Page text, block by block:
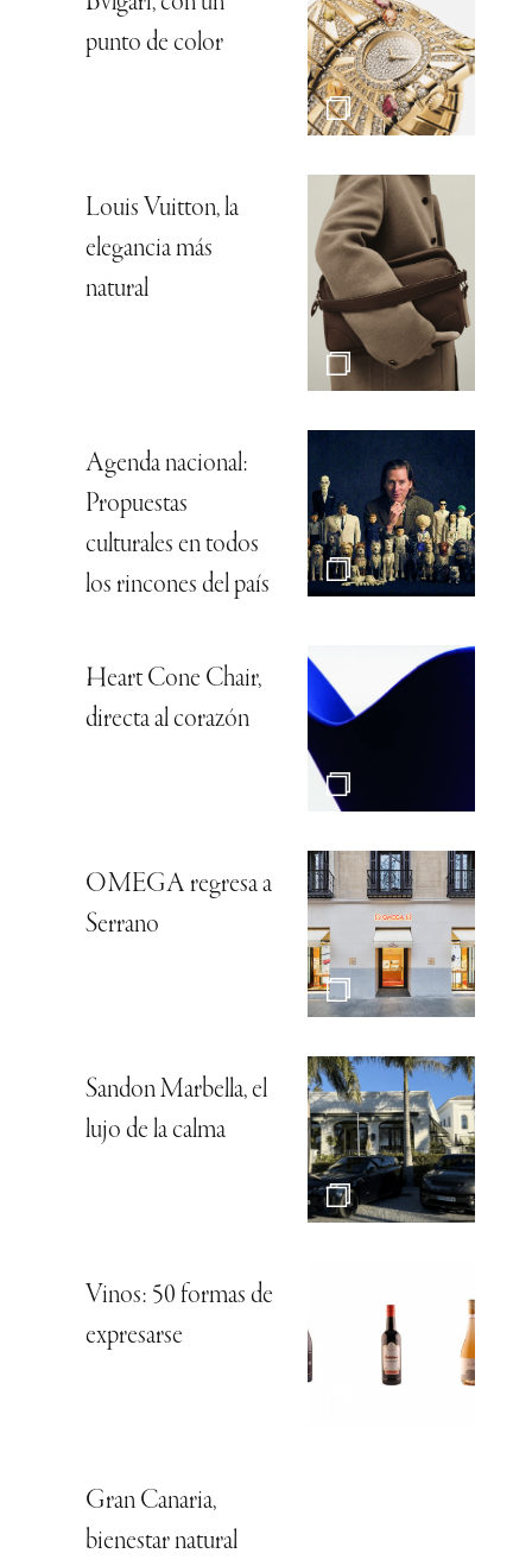
punto de color
Louis Vuitton, la
elegancia más
natural
Agenda nacional:
Propuestas
culturales en todos
los rincones del país
Heart Cone Chair,
directa al corazón
OMEGA regresa a
Serrano
Sandon Marbella, el
lujo de la calma
Vinos: 50 formas de
expresarse
Gran Canaria,
bienestar natural